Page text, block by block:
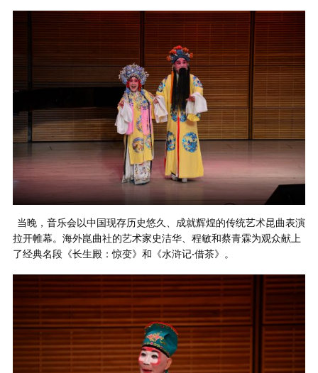
当晚，音乐会以中国现存历史悠久、成就辉煌的传统艺术昆曲表演
拉开帷幕。海外崑曲社的艺术家史洁华、程敏和蔡青霖为观众献上
了经典名段《长生殿：惊变》和《水浒记·借茶》。